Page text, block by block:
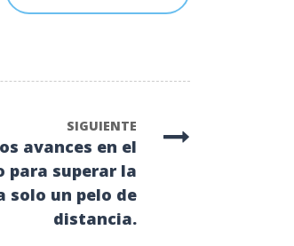
SIGUIENTE
avances en el
superar la
solo un pelo de
distancia.